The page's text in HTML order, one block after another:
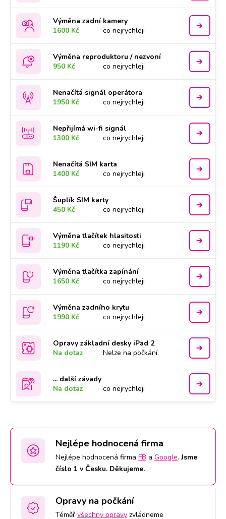
Výměna zadní kamery
1600 Kč
co nejrychleji
Výměna reproduktoru / nezvoní
950 Kč
co nejrychleji
Nenačítá signál operátora
1950 Kč
co nejrychleji
Nepřijímá wi-fi signál
1300 Kč
co nejrychleji
Nenačítá SIM karta
1400 Kč
co nejrychleji
Šuplík SIM karty
450 Kč
co nejrychleji
Výměna tlačítek hlasitosti
1190 Kč
co nejrychleji
Výměna tlačítka zapínání
1650 Kč
co nejrychleji
Výměna zadního krytu
1990 Kč
co nejrychleji
Opravy základní desky iPad 2
Na dotaz
Nelze na počkání.
... další závady
Na dotaz
co nejrychleji
Nejlépe hodnocená firma
Nejlépe hodnocená firma FB a Google.Jsme
číslo 1 v Česku. Děkujeme.
Opravy na počkání
Téměř všechny opravy zvládneme